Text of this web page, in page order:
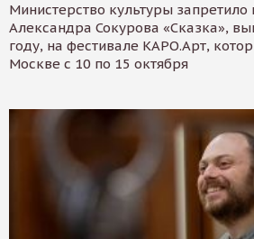
Министерство культуры
Александра Сокурова «Сказка»,
году, на фестивале КАРО.Арт,
Москве с 10 по 15 октября